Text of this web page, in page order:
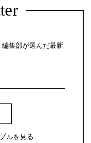
編集部が選んだ最新
ルを見る